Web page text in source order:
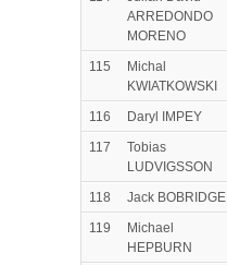
ARREDONDO
MORENO
115
Michal
KWIATKOWSKI
116 Daryl IMPEY
117
Tobias
LUDVIGSSON
118 Jack BOBRIDGE
119
Michael
HEPBURN